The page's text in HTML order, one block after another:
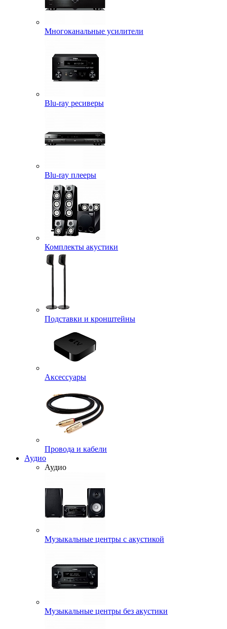
Многоканальные усилители
Blu-ray ресиверы
Blu-ray плееры
Комплекты акустики
Подставки и кронштейны
Аксессуары
Провода и кабели
Аудио
Аудио
Музыкальные центры с акустикой
Музыкальные центры без акустики